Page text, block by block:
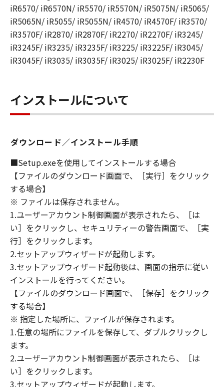
DISTRIBUTORS DEALERS OR CANON'S
LICENSORS BE LIABLE FOR ANY DAMAGES
WHATSOEVER (INCLUDING WITHOUT
LIMITATION, LOSS OF BUSINESS PROFITS,
LOSS OF BUSINESS INFORMATION, LOSS OF
BUSINESS INTERRUPTION OR OTHER
THE SOFTWARE, USE THEREOF OR INABILITY
TO USE THE SOFTWARE EVEN IF EITHER
AFFILIATES, THEIR DISTRIBUTORS, DEALERS
OR CANON'S LICENSORS HAVE BEEN ADVISED
OF THE POSSIBILITY OF SUCH DAMAGES.
SOME STATES OR LEGAL JURISDICTIONS DO
NOT ALLOW THE LIMITATION OR EXCLUSION
OF LIABILITY FOR INCIDENTAL OR
CONSEQUENTIAL DAMAGES, OR PERSONAL
INJURY OR DEATH RESULTING FROM
NEGLIGENCE ON THE PART OF THE SELLER,
SO THE ABOVE LIMITATION OR EXCLUSION
MAY NOT APPLY TO YOU.
[RELEASE OF LIABILITY] TO THE FULL
EXTENT PERMITTED BY APPLICABLE LAW,
YOU HEREBY RELEASE CANON, CANON'S
SUBSIDIARIES AND AFFILIATES, THEIR
DISTRIBUTORS, DEALERS AND CANON'S
LICENSORS FROM ANY AND ALL LIABILITY
CONCERNING THE SOFTWARE OR ITS USE.
8. TERM
This Agreement is effective upon your
iR6570/ iR6570N/ iR5570/ iR5570N/ iR5075N/ iR5065/
iR5065N/ iR5055/ iR5055N/ iR4570/ iR4570F/ iR3570/
iR3570F/ iR2870/ iR2870F/ iR2270/ iR2270F/ iR3245/
iR3245F/ iR3235/ iR3235F/ iR3225/ iR3225F/ iR3045/
iR3045F/ iR3035/ iR3035F/ iR3025/ iR3025F/ iR2230F
インストールについて
ダウンロード／インストール手順
■Setup.exeを使用してインストールする場合
【ファイルのダウンロード画面で、［実行］をクリック
する場合】
※ ファイルは保存されません。
1.ユーザーアカウント制御画面が表示されたら、［は
い］をクリックし、セキュリティーの警告画面で、［実
行］をクリックします。
2.セットアップウィザードが起動します。
3.セットアップウィザード起動後は、画面の指示に従い
インストールを行ってください。
【ファイルのダウンロード画面で、［保存］をクリック
する場合】
※ 指定した場所に、ファイルが保存されます。
1.任意の場所にファイルを保存して、ダブルクリックし
ます。
2.ユーザーアカウント制御画面が表示されたら、［は
い］をクリックします。
3.セットアップウィザードが起動します。